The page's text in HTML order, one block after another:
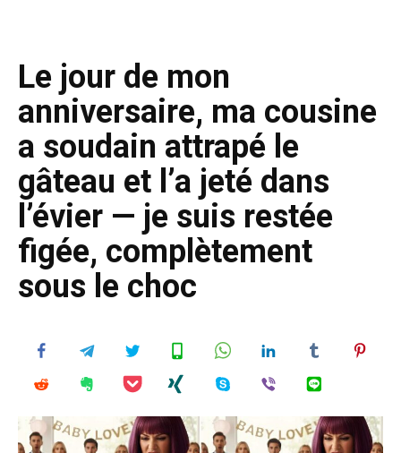
Le jour de mon
anniversaire, ma cousine
a soudain attrapé le
gâteau et l’a jeté dans
l’évier — je suis restée
figée, complètement
sous le choc